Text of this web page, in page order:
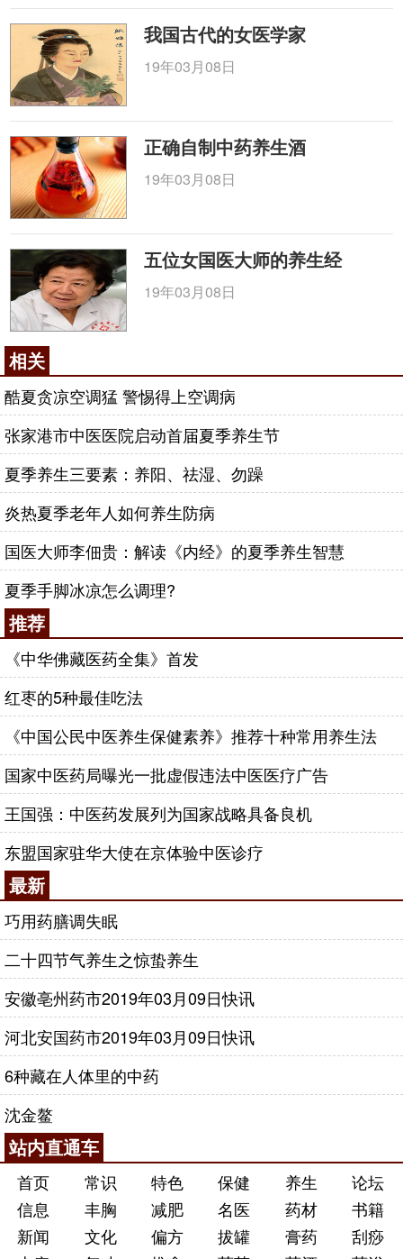
我国古代的女医学家
19年03月08日
正确自制中药养生酒
19年03月08日
五位女国医大师的养生经
19年03月08日
相关
酷夏贪凉空调猛 警惕得上空调病
张家港市中医医院启动首届夏季养生节
夏季养生三要素：养阳、祛湿、勿躁
炎热夏季老年人如何养生防病
国医大师李佃贵：解读《内经》的夏季养生智慧
夏季手脚冰凉怎么调理?
推荐
《中华佛藏医药全集》首发
红枣的5种最佳吃法
《中国公民中医养生保健素养》推荐十种常用养生法
国家中医药局曝光一批虚假违法中医医疗广告
王国强：中医药发展列为国家战略具备良机
东盟国家驻华大使在京体验中医诊疗
最新
巧用药膳调失眠
二十四节气养生之惊蛰养生
安徽亳州药市2019年03月09日快讯
河北安国药市2019年03月09日快讯
6种藏在人体里的中药
沈金鳌
站内直通车
首页 常识 特色 保健 养生
论坛
信息
丰胸 减肥 名医 药材
书籍
新闻
文化 偏方 拔罐 膏药
刮痧